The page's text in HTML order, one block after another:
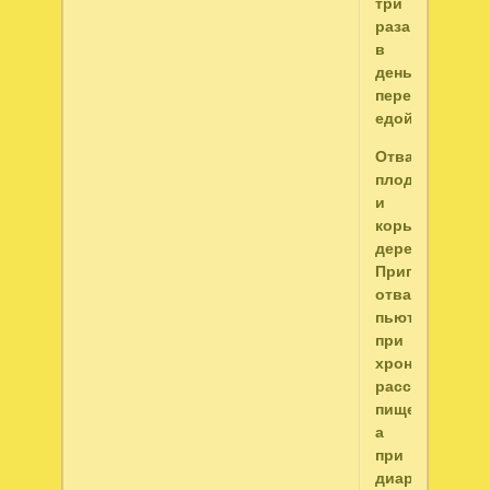
раза
в
день
перед
едой.
Отвар
плодов
и
коры
дерева
отвар
пьют
при
хроническом
расстройстве
пищеварения,
а
при
диарее